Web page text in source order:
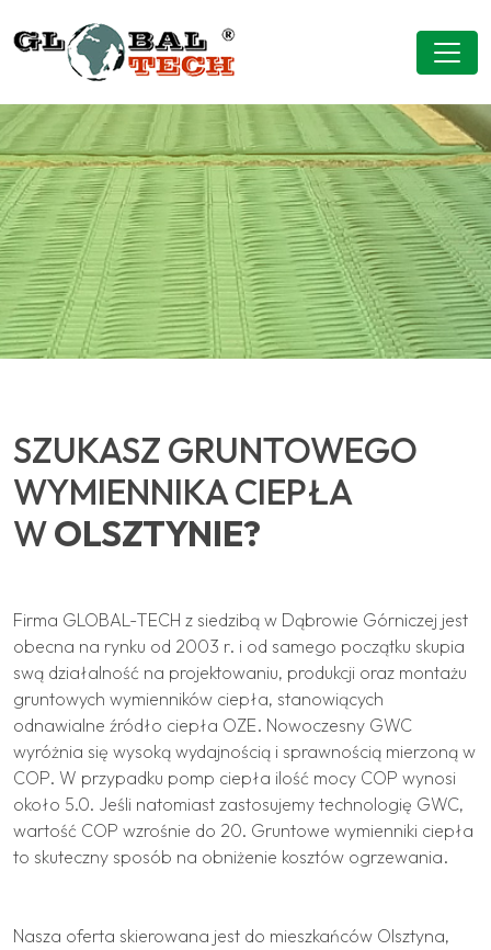
SZUKASZ GRUNTOWEGO
WYMIENNIKA CIEPŁA
WOLSZTYNIE?
Firma GLOBAL-TECH z siedzibą w Dąbrowie Górniczej jest
obecna na rynku od 2003 r. i od samego początku skupia
swą działalność na projektowaniu, produkcji oraz montażu
gruntowych wymienników ciepła, stanowiących
odnawialne źródło ciepła OZE. Nowoczesny GWC
wyróżnia się wysoką wydajnością i sprawnością mierzoną w
COP. W przypadku pomp ciepła ilość mocy COP wynosi
około 5.0. Jeśli natomiast zastosujemy technologię GWC,
wartość COP wzrośnie do 20. Gruntowe wymienniki ciepła
to skuteczny sposób na obniżenie kosztów ogrzewania.
Nasza oferta skierowana jest do mieszkańców Olsztyna,